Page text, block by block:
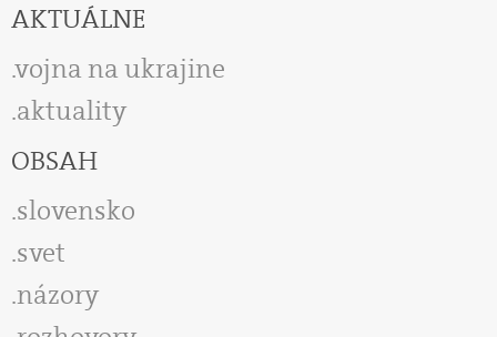
AKTUÁLNE
vojna na ukrajine
aktuality
OBSAH
slovensko
svet
názory